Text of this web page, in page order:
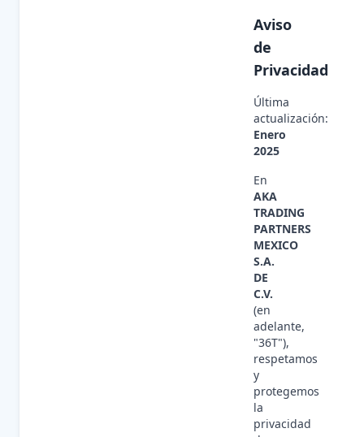
Aviso
de
Privacidad
Última
actualización:
Enero
2025
En
AKA
TRADING
PARTNERS
MEXICO
S.A.
DE
C.V.
(en
adelante,
"36T"),
respetamos
y
protegemos
la
privacidad